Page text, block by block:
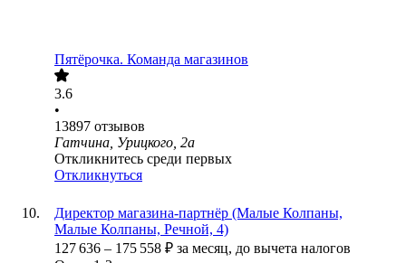
Пятёрочка. Команда магазинов
3.6
•
13897 отзывов
Гатчина, Урицкого, 2а
Откликнитесь среди первых
Откликнуться
Директор магазина-партнёр (Малые Колпаны,
Малые Колпаны, Речной, 4)
127 636 – 175 558 ₽ за месяц, до вычета налогов